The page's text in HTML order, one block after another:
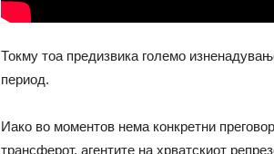
Токму тоа предизвика големо
период.
Иако во моментов нема конкретни
трансферот, агентите на хрватскиот